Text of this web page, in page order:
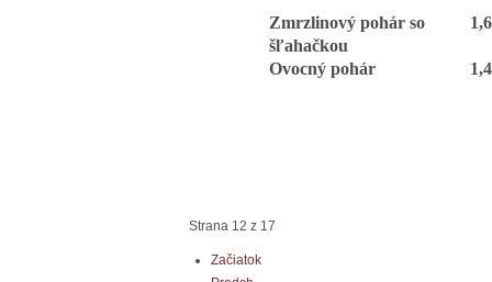
Zmrzlinový pohár so
šľahačkou
Ovocný pohár
Strana 12 z 17
Začiatok